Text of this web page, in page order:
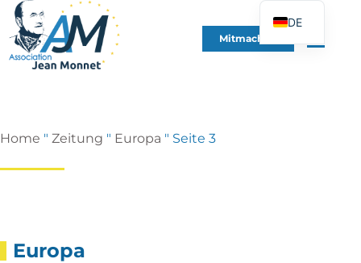
Mitmachen
Home " Zeitung " Europa " Seite 3
Europa
DE
FR